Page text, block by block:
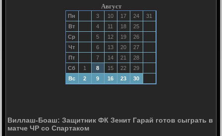
Август
Пн 3 10 17 24
31
Вт
4 11 18
25
Ср
5 12 19
26
Чт
6 13 20
27
Пт
7 14 21
28
Сб
1 8 15 22
29
Вс
2 9 16 23 30
Виллаш-Боаш: Защитник ФК Зенит Гарай готов сыграть в
матче ЧР со Спартаком